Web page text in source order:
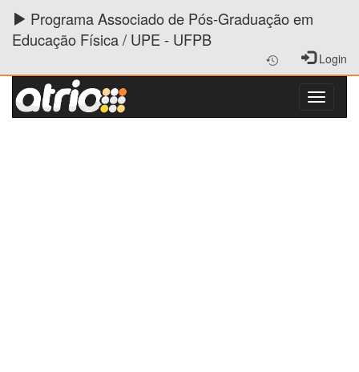
Programa Associado de Pós-Graduação em
Educação Física / UPE - UFPB
Login